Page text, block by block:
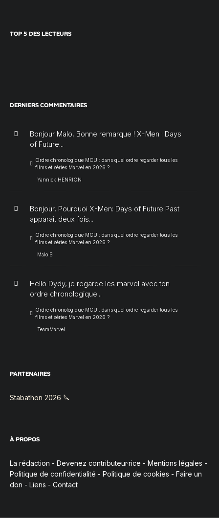
TOP 5 DES LECTEURS
DERNIERS COMMENTAIRES
Bonjour Malo, Bonne remarque ! X-Men : Days
of Future...
Ordre chronologique MCU : dans quel ordre regarder tous les
films et séries Marvel en 2026 ?
Yannick HENRION
Bonjour, Pourquoi X-Men: Days of Future Past
apparait deux fois...
Ordre chronologique MCU : dans quel ordre regarder tous les
films et séries Marvel en 2026 ?
Malo B
Hello Dydy, je regarde les marvel avec ton
ordre chronologique...
Ordre chronologique MCU : dans quel ordre regarder tous les
films et séries Marvel en 2026 ?
TeamMarvel
PARTENAIRES
Stabathon 2026 🔪
À PROPOS
La rédaction - Devenez contributeur·rice - Mentions légales -
Politique de confidentialité - Politique de cookies - Faire un
don - Liens - Contact